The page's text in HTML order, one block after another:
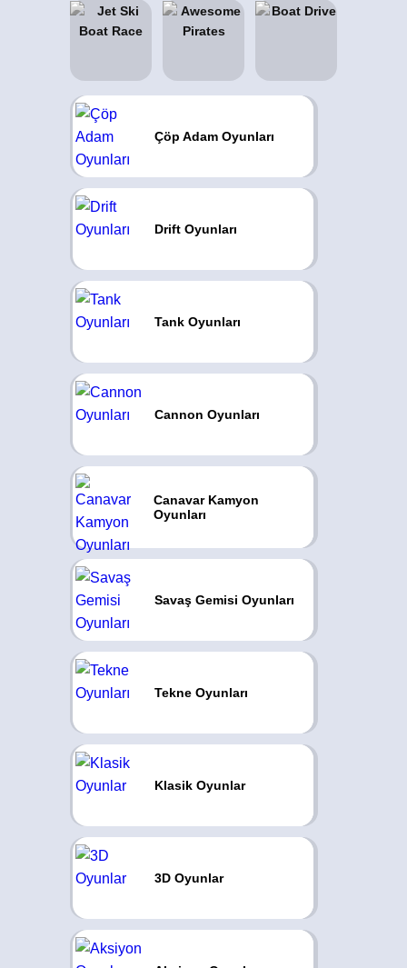
Çöp Adam Oyunları
Drift Oyunları
Tank Oyunları
Cannon Oyunları
Canavar Kamyon
Oyunları
Savaş Gemisi Oyunları
Tekne Oyunları
Klasik Oyunlar
3D Oyunlar